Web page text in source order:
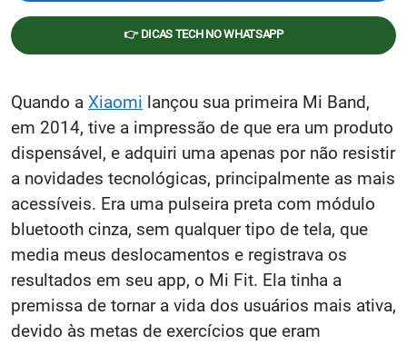
👉 DICAS TECH NO WHATSAPP
Quando a Xiaomi lançou sua primeira Mi Band,
em 2014, tive a impressão de que era um produto
dispensável, e adquiri uma apenas por não resistir
a novidades tecnológicas, principalmente as mais
acessíveis. Era uma pulseira preta com módulo
bluetooth cinza, sem qualquer tipo de tela, que
media meus deslocamentos e registrava os
resultados em seu app, o Mi Fit. Ela tinha a
premissa de tornar a vida dos usuários mais ativa,
devido às metas de exercícios que eram